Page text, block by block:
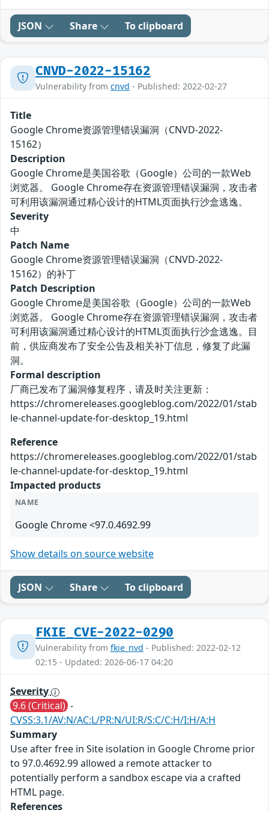
JSON Share To clipboard
CNVD-2022-15162
Vulnerability from cnvd - Published: 2022-02-27
Title
Google Chrome资源管理错误漏洞（CNVD-2022-
15162）
Description
Google Chrome是美国谷歌（Google）公司的一款Web
浏览器。 Google Chrome存在资源管理错误漏洞，攻击者
可利用该漏洞通过精心设计的HTML页面执行沙盒逃逸。
Severity
中
Patch Name
Google Chrome资源管理错误漏洞（CNVD-2022-
15162）的补丁
Patch Description
Google Chrome是美国谷歌（Google）公司的一款Web
浏览器。 Google Chrome存在资源管理错误漏洞，攻击者
可利用该漏洞通过精心设计的HTML页面执行沙盒逃逸。目
前，供应商发布了安全公告及相关补丁信息，修复了此漏
洞。
Formal description
厂商已发布了漏洞修复程序，请及时关注更新：
https://chromereleases.googleblog.com/2022/01/stab
le-channel-update-for-desktop_19.html
Reference
https://chromereleases.googleblog.com/2022/01/stab
le-channel-update-for-desktop_19.html
Impacted products
NAME
Google Chrome <97.0.4692.99
Show details on source website
JSON Share To clipboard
FKIE_CVE-2022-0290
Vulnerability from fkie_nvd - Published: 2022-02-12
02:15 - Updated: 2026-06-17 04:20
Severity
9.6 (Critical) -
CVSS:3.1/AV:N/AC:L/PR:N/UI:R/S:C/C:H/I:H/A:H
Summary
Use after free in Site isolation in Google Chrome prior
to 97.0.4692.99 allowed a remote attacker to
potentially perform a sandbox escape via a crafted
HTML page.
References